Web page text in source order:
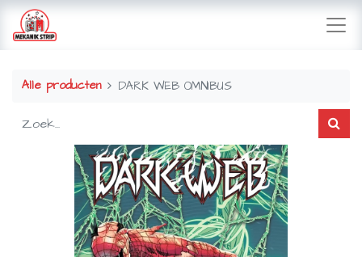
Alle producten DARK WEB OMNIBUS